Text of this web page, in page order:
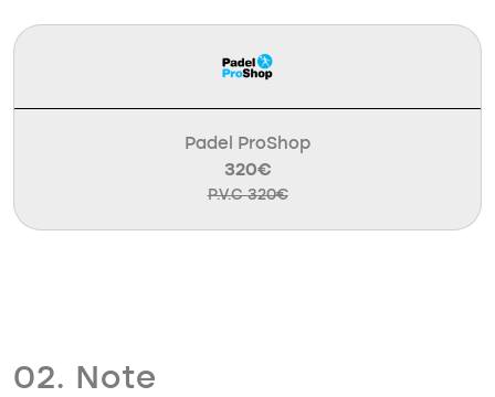
Padel ProShop
320€
P.V.C 320€
02. Note